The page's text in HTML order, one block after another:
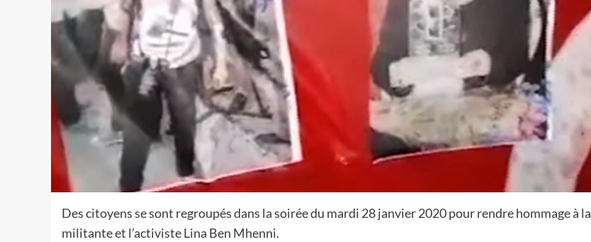
Des citoyens se sont regroupés dans la soirée du mardi 28 janvier 2020 pour rendre hommage à la
militante et l’activiste Lina Ben Mhenni.